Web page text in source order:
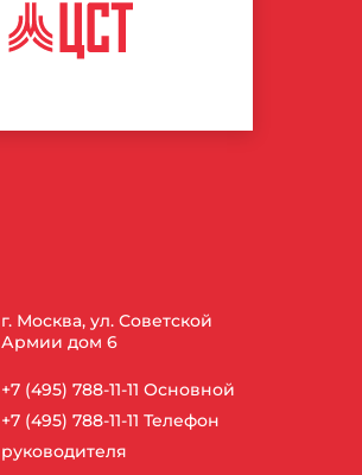
ЦЕНТР
г. Москва, ул. Советской
Армии дом 6
+7 (495) 788-11-11 Основной
+7 (495) 788-11-11 Телефон
руководителя